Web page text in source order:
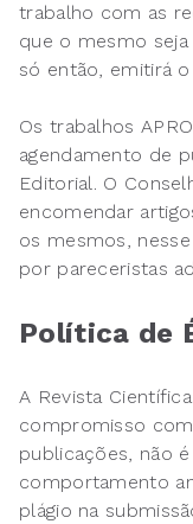
trabalho com as
que o mesmo
só então, emitirá
Os trabalhos
agendamento de
Editorial. O
encomendar
os mesmos,
por pareceristas
Política de
A Revista
compromisso
publicações, não
comportamento
plágio na